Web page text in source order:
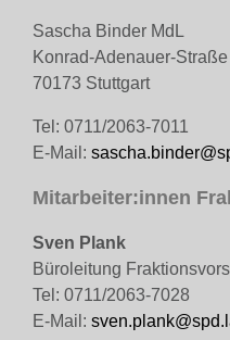
Sascha Binder MdL
Konrad-Adenauer-Straße
70173 Stuttgart
Tel: 0711/2063-7011
E-Mail:
Mitarbeiter:innen
Sven Plank
Büroleitung
Tel: 0711/2063-7028
E-Mail: